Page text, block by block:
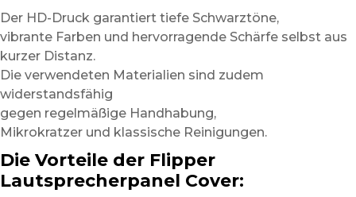
Der HD-Druck garantiert tiefe Schwarztöne,
vibrante Farben und hervorragende Schärfe selbst aus
kurzer Distanz.
Die verwendeten Materialien sind zudem
widerstandsfähig
gegen regelmäßige Handhabung,
Mikrokratzer und klassische Reinigungen.
Die Vorteile der Flipper
Lautsprecherpanel Cover: